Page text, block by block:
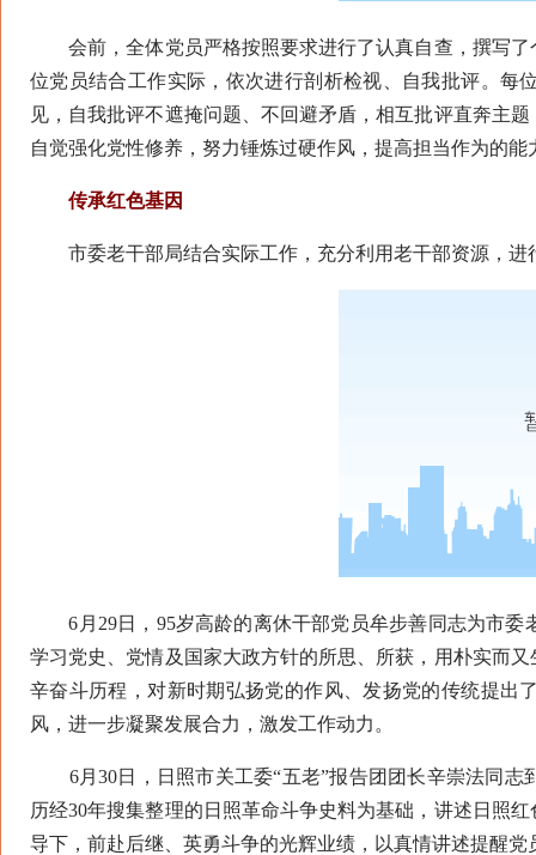
会前，全体党员严格按照要求进行了认真自查，撰写了
位党员结合工作实际，依次进行剖析检视、自我批评。每
见，自我批评不遮掩问题、不回避矛盾，相互批评直奔主
自觉强化党性修养，努力锤炼过硬作风，提高担当作为的能
传承红色基因
市委老干部局结合实际工作，充分利用老干部资源，进
6月29日，95岁高龄的离休干部党员牟步善同志为市委
学习党史、党情及国家大政方针的所思、所获，用朴实而
辛奋斗历程，对新时期弘扬党的作风、发扬党的传统提出
风，进一步凝聚发展合力，激发工作动力。
6月30日，日照市关工委“五老”报告团团长辛崇法同志
历经30年搜集整理的日照革命斗争史料为基础，讲述日照
导下，前赴后继、英勇斗争的光辉业绩，以真情讲述提醒